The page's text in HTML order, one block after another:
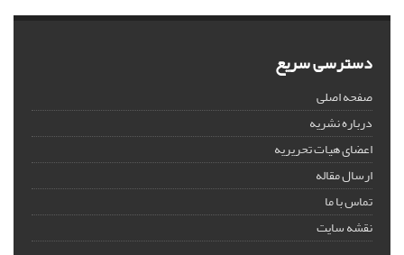
دسترسی سریع
صفحه اصلی
درباره نشریه
اعضای هیات تحریریه
ارسال مقاله
تماس با ما
نقشه سایت